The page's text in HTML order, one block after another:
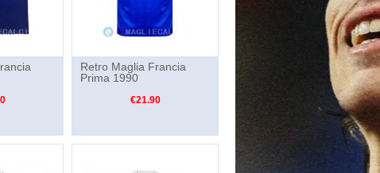
Retro Maglia Francia
Prima 1990
€21.90